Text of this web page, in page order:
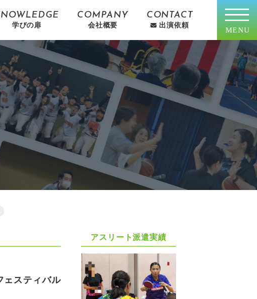
学びの扉
COMPANY
会社概要
CONTACT
出演依頼
MENU
ェスティバル
アスリート派遣実績